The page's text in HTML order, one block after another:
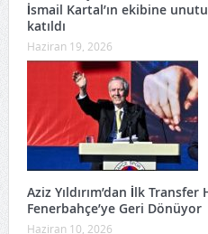
İsmail Kartal’ın ekibine
katıldı
Haziran 19, 2026
Aziz Yıldırım’dan İlk
Fenerbahçe’ye Geri Dönüyor
Haziran 10, 2026